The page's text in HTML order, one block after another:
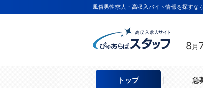
風俗男性求人・高収入バイト情報を探すな
8 月
トップ 急